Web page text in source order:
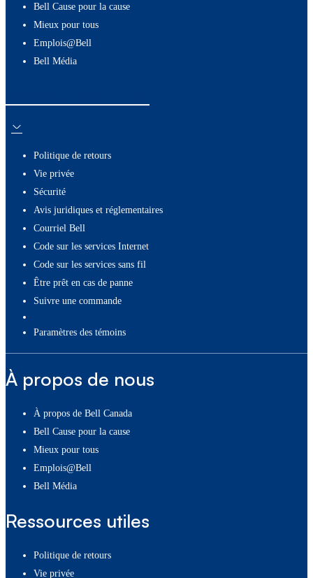
Bell Cause pour la cause
Mieux pour tous
Emplois@Bell
Bell Média
Politique de retours
Vie privée
Sécurité
Avis juridiques et réglementaires
Courriel Bell
Code sur les services Internet
Code sur les services sans fil
Être prêt en cas de panne
Suivre une commande
paramètres des témoins
À propos de nous
À propos de Bell Canada
Bell Cause pour la cause
Mieux pour tous
Emplois@Bell
Bell Média
Ressources utiles
Politique de retours
Vie privée